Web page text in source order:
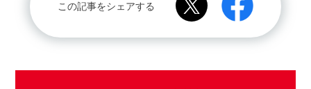
この記事をシェアする